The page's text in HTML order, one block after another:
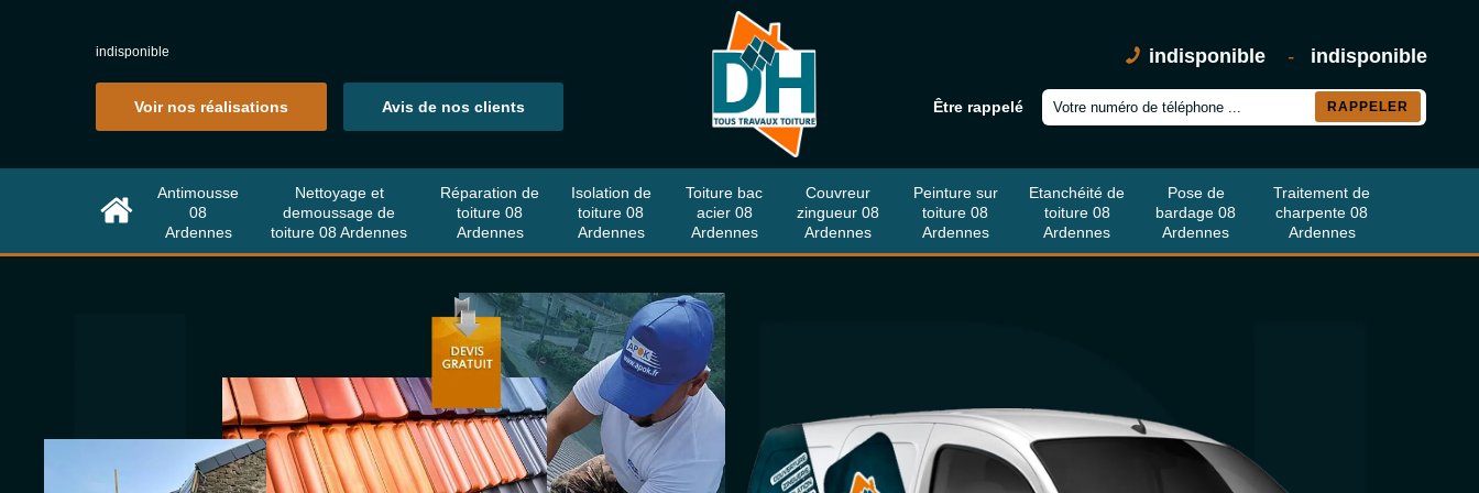
indisponible
Voir nos réalisations Avis de nos clients
indisponible - indisponible
Être rappelé
Antimousse
08
Ardennes
Nettoyage et
demoussage de
toiture 08 Ardennes
Réparation de
toiture 08
Ardennes
Isolation de
toiture 08
Ardennes
Toiture bac
acier 08
Ardennes
Couvreur
zingueur 08
Ardennes
Peinture sur
toiture 08
Ardennes
Etanchéité de
toiture 08
Ardennes
Pose de
bardage 08
Ardennes
Traitement de
charpente 08
Ardennes